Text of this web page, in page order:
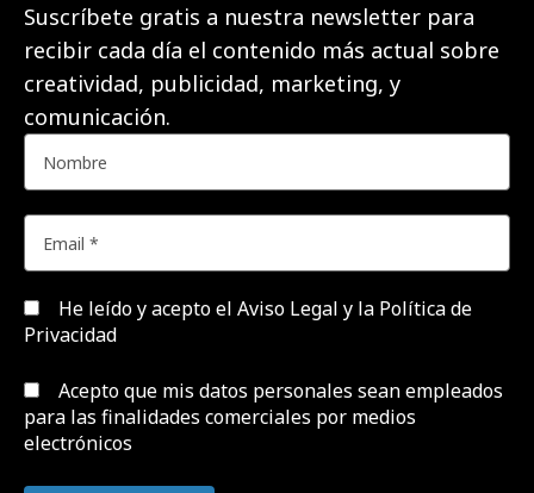
Suscríbete gratis a nuestra newsletter para
recibir cada día el contenido más actual sobre
creatividad, publicidad, marketing, y
comunicación.
He leído y acepto el Aviso Legal y la Política de
Privacidad
Acepto que mis datos personales sean empleados
para las finalidades comerciales por medios
electrónicos